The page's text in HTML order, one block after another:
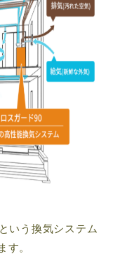
いう換気システム
す。